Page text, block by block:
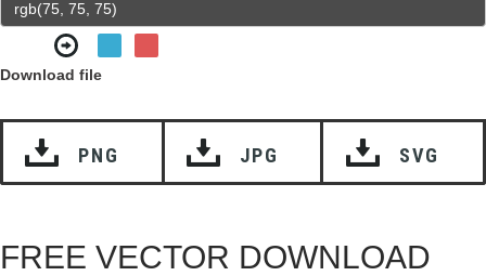
Download file
PNG JPG SVG
FREE VECTOR DOWNLOAD